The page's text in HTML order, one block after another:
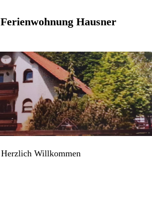
Ferienwohnung Hausner
HerzlichWillkommen